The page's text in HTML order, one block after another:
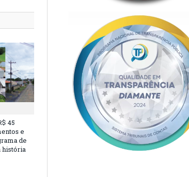
45
e
de
história